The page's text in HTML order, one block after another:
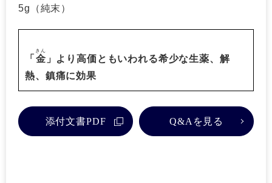
5g（純末）
「 金
きん
」より高価ともいわれる希少な生薬、解
熱、鎮痛に効果
添付文書PDF Q&Aを見る